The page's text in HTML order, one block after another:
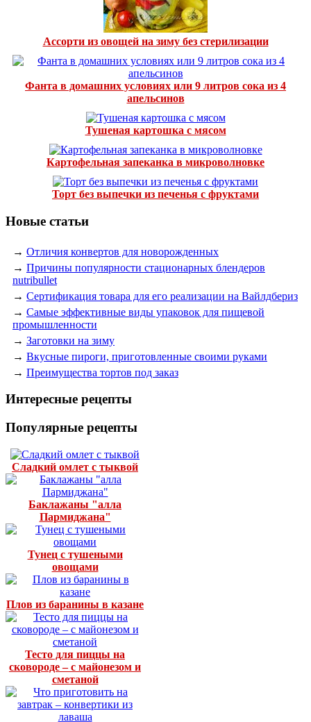
Ассорти из овощей на зиму без стерилизации
Фанта в домашних условиях или 9 литров сока из 4
апельсинов
Тушеная картошка с мясом
Картофельная запеканка в микроволновке
Торт без выпечки из печенья с фруктами
Новые статьи
→ Отличия конвертов для новорожденных
→ Причины популярности стационарных блендеров
nutribullet
→ Сертификация товара для его реализации на Вайлдбериз
→ Самые эффективные виды упаковок для пищевой
промышленности
→ Заготовки на зиму
→ Вкусные пироги, приготовленные своими руками
→ Преимущества тортов под заказ
Интересные рецепты
Популярные рецепты
Сладкий омлет с тыквой
Баклажаны "алла
Пармиджана"
Тунец с тушеными
овощами
Плов из баранины в казане
Тесто для пиццы на
сковороде – с майонезом и
сметаной